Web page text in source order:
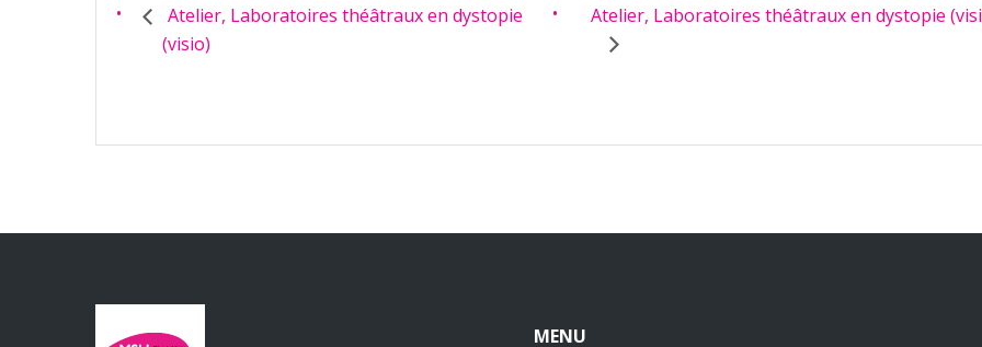
Atelier, Laboratoires théâtraux en dystopie
(visio)
Atelier, Laboratoires théâtraux en dystopie
MENU